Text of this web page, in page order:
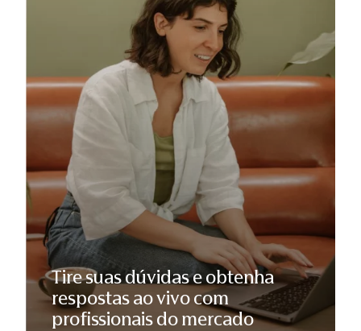
Tire suas dúvidas e obtenha
respostas ao vivo com
profissionais do mercado